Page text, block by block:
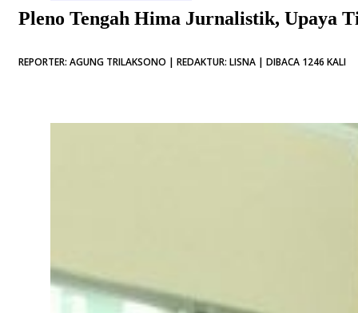
Pleno Tengah Hima Jurnalistik, Upaya
REPORTER: AGUNG TRILAKSONO | REDAKTUR: LISNA | DIBACA 1246 KALI